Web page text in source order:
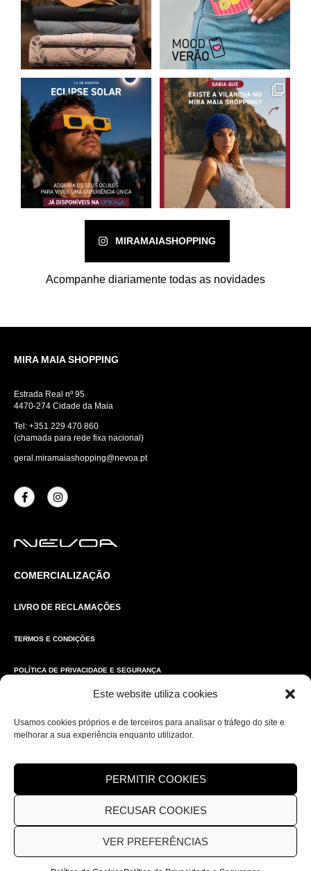
Este website utiliza cookies
Usamos cookies próprios e de terceiros para analisar o tráfego do site e
melhorar a sua experiência enquanto utilizador.
PERMITIR COOKIES
RECUSAR COOKIES
VER PREFERÊNCIAS
MIRAMAIASHOPPING
Acompanhe diariamente todas as novidades
MIRA MAIA SHOPPING
Estrada Real nº 95
4470-274 Cidade da Maia
Tel: +351 229 470 860
(chamada para rede fixa nacional)
geral.miramaiashopping@nevoa.pt
COMERCIALIZAÇÃO
LIVRO DE RECLAMAÇÕES
TERMOS E CONDIÇÕES
POLÍTICA DE PRIVACIDADE E SEGURANÇA
PORTAL DO OPERADOR
VANTAGENS DE COLABORADORES